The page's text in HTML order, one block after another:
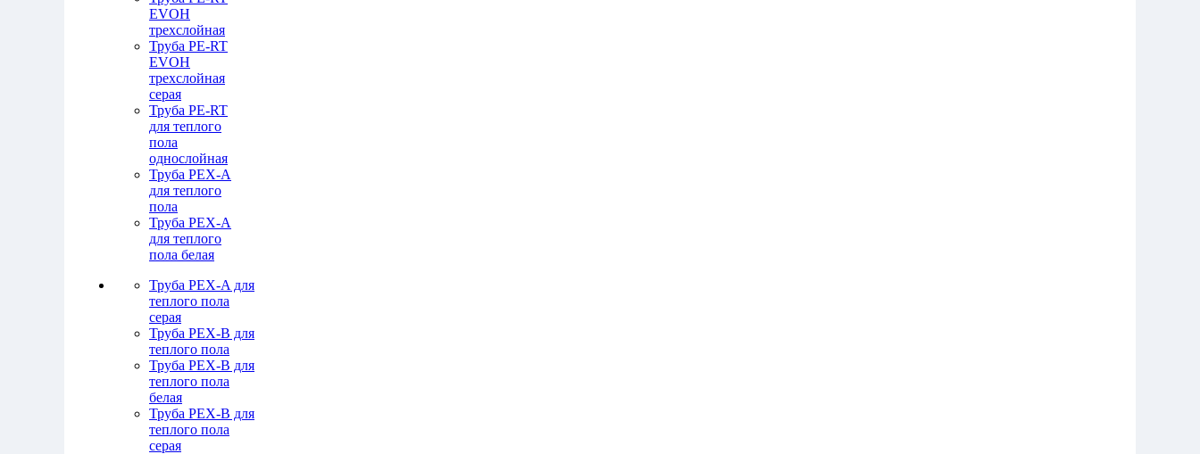
EVOH
трехслойная
Труба PE-RT
EVOH
трехслойная
серая
Труба PE-RT
для теплого
пола
однослойная
Труба PEX-A
для теплого
пола
Труба PEX-A
для теплого
пола белая
Труба PEX-A для
теплого пола
серая
Труба PEX-B для
теплого пола
Труба PEX-B для
теплого пола
белая
Труба PEX-B для
теплого пола
серая